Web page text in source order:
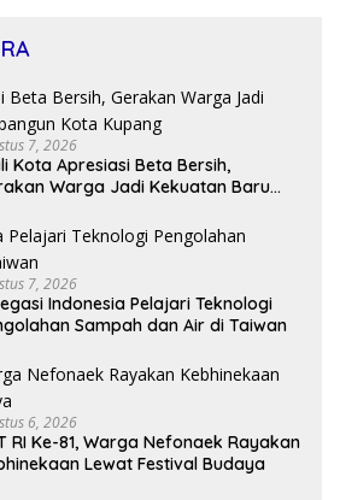
7, 2026
Kota Apresiasi Beta Bersih,
Warga Jadi Kekuatan Baru
7, 2026
Indonesia Pelajari Teknologi
Sampah dan Air di Taiwan
6, 2026
RI Ke-81, Warga Nefonaek Rayakan
Lewat Festival Budaya